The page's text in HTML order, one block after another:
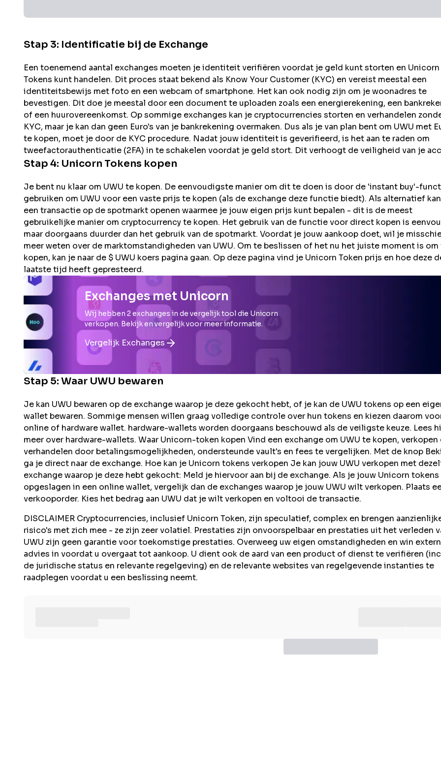
Stap 3: Identificatie bij de Exchange
Een toenemend aantal exchanges moeten je identiteit verifiëren voordat je geld kunt storten en Unicorn
Tokens kunt handelen. Dit proces staat bekend als Know Your Customer (KYC) en vereist meestal een
identiteitsbewijs met foto en een webcam of smartphone. Het kan ook nodig zijn om je woonadres te
bevestigen. Dit doe je meestal door een document te uploaden zoals een energierekening, een
of een huurovereenkomst. Op sommige exchanges kan je cryptocurrencies storten en verhandelen
KYC, maar je kan dan geen Euro's van je bankrekening overmaken. Dus als je van plan bent om UWU met
te kopen, moet je door de KYC procedure. Nadat jouw identiteit is geverifieerd, is het aan te raden om
tweefactorauthenticatie (2FA) in te schakelen voordat je geld stort. Dit verhoogt de veiligheid van je
Stap 4: Unicorn Tokens kopen
Je bent nu klaar om UWU te kopen. De eenvoudigste manier om dit te doen is door de 'instant buy'-
gebruiken om UWU voor een vaste prijs te kopen (als de exchange deze functie biedt). Als alternatief
een transactie op de spotmarkt openen waarmee je jouw eigen prijs kunt bepalen - dit is de meest
gebruikelijke manier om cryptocurrency te kopen. Het gebruik van de functie voor direct kopen is
maar doorgaans duurder dan het gebruik van de spotmarkt. Voordat je jouw aankoop doet, wil je
meer weten over de marktomstandigheden van UWU. Om te beslissen of het nu het juiste moment is om
kopen, kan je naar de $ UWU koers pagina gaan. Op deze pagina vind je Unicorn Token prijs en hoe deze
laatste tijd heeft gepresteerd.
Exchanges met Unicorn
Wij hebben 2exchanges in de vergelijk tool die Unicorn
verkopen. Bekijk en vergelijk voor meer informatie.
Vergelijk Exchanges
Stap 5: Waar UWU bewaren
Je kan UWU bewaren op de exchange waarop je deze gekocht hebt, of je kan de UWU tokens op een
wallet bewaren. Sommige mensen willen graag volledige controle over hun tokens en kiezen daarom
online of hardware wallet. hardware-wallets worden doorgaans beschouwd als de veiligste keuze. Lees
meer over hardware-wallets. Waar Unicorn-token kopen Vind een exchange om UWU te kopen, verkopen
verhandelen door betalingsmogelijkheden, ondersteunde vault's en fees te vergelijken. Met de knop
ga je direct naar de exchange. Hoe kan je Unicorn tokens verkopen Je kan jouw UWU verkopen met
exchange waarop je deze hebt gekocht: Meld je hiervoor aan bij de exchange. Als je jouw Unicorn
opgeslagen in een online wallet, vergelijk dan de exchanges waarop je jouw UWU wilt verkopen. Plaats
verkooporder. Kies het bedrag aan UWU dat je wilt verkopen en voltooi de transactie.
DISCLAIMER Cryptocurrencies, inclusief Unicorn Token, zijn speculatief, complex en brengen
risico's met zich mee - ze zijn zeer volatiel. Prestaties zijn onvoorspelbaar en prestaties uit het verleden
UWU zijn geen garantie voor toekomstige prestaties. Overweeg uw eigen omstandigheden en win extern
advies in voordat u overgaat tot aankoop. U dient ook de aard van een product of dienst te verifiëren
de juridische status en relevante regelgeving) en de relevante websites van regelgevende instanties te
raadplegen voordat u een beslissing neemt.